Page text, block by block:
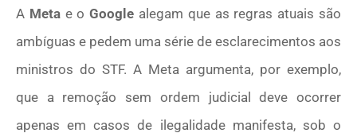
A Metae oGoogle alegam que as regras atuais são
ambíguas e pedem uma série de esclarecimentos aos
ministros do STF. A Meta argumenta, por exemplo,
que a remoção sem ordem judicial deve ocorrer
apenas em casos de ilegalidade manifesta, sob o